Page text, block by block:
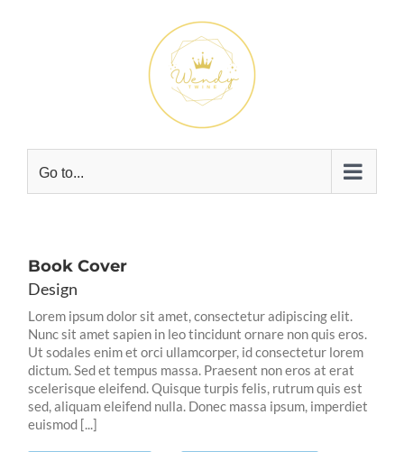
Go to...
Book Cover
Design
Lorem ipsum dolor sit amet, consectetur adipiscing elit.
Nunc sit amet sapien in leo tincidunt ornare non quis eros.
Ut sodales enim et orci ullamcorper, id consectetur lorem
dictum. Sed et tempus massa. Praesent non eros at erat
scelerisque eleifend. Quisque turpis felis, rutrum quis est
sed, aliquam eleifend nulla. Donec massa ipsum, imperdiet
euismod [...]